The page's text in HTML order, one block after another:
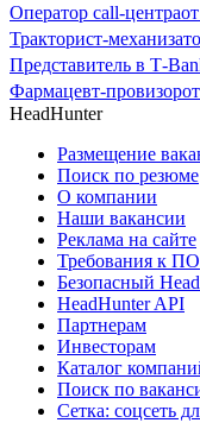
Оператор call-центраот
Тракторист-
Представитель в Т-
Фармацевт-провизорот
HeadHunter
Размещение
Поиск по резюме
О компании
Наши вакансии
Реклама на сайте
Требования к ПО
Безопасный
HeadHunter API
Партнерам
Инвесторам
Каталог
Поиск по
Сетка: соцсеть